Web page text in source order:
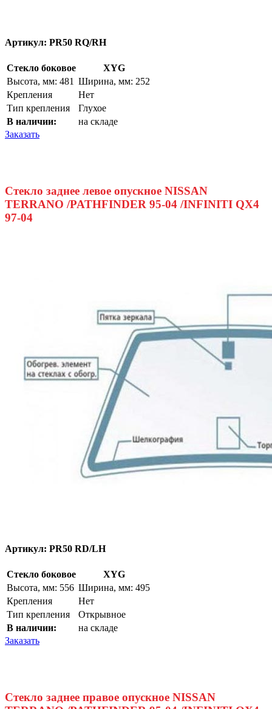
Артикул: PR50 RQ/RH
Стекло боковое
XYG
Высота, мм: 481 Ширина, мм: 252
Крепления
Нет
Тип крепления
Глухое
В наличии:
на складе
Заказать
Стекло заднее левое опускное NISSAN
TERRANO /PATHFINDER 95-04 /INFINITI QX4
97-04
Артикул: PR50 RD/LH
Стекло боковое
XYG
Высота, мм: 556 Ширина, мм: 495
Крепления
Нет
Тип крепления
Открывное
В наличии:
на складе
Заказать
Стекло заднее правое опускное NISSAN